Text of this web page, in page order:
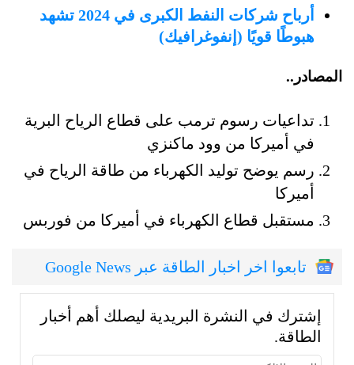
أرباح شركات النفط الكبرى في 2024 تشهد
هبوطًا قويًا (إنفوغرافيك)
المصادر..
تداعيات رسوم ترمب على قطاع الرياح البرية
في أميركا من وود ماكنزي
رسم يوضح توليد الكهرباء من طاقة الرياح في
أميركا
مستقبل قطاع الكهرباء في أميركا من فوربس
تابعوا اخر اخبار الطاقة عبر Google News
إشترك في النشرة البريدية ليصلك أهم أخبار
الطاقة.